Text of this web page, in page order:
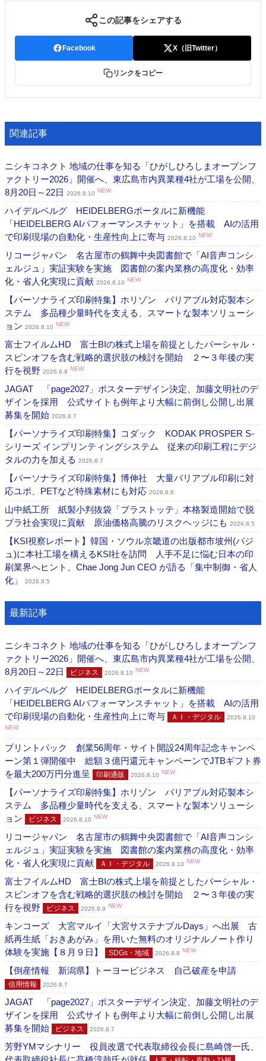
この記事をシェアする
Facebook X（旧Twitter）
リンクをコピー
関連記事
ニシキコネクト 地域の仕事を知る「ひがしひろしまオープンフ
ァクトリー2026」開催へ、東広島市内異業種4社が工場を公開、
8月20日～22日 2026.8.10 NEW
ハイデルベルグ HEIDELBERGポータルに新機能
「HEIDELBERG AIパフォーマンスチャット」を搭載 AIの活用
で印刷現場の自動化・生産性向上に寄与 2026.8.10 NEW
リコージャパン 名古屋市の鶴舞中央図書館で「AI音声コンシ
ェルジュ」実証実験を実施 図書館の案内業務の高度化・効率
化・省人化実現に貢献 2026.8.10 NEW
【パーソナライズ印刷特集】ホリゾン バリアブル対応製本シ
ステム 多品種少量時代を支える、スマートな製本ソリューシ
ョン 2026.8.10 NEW
富士フイルムHD 富士BIの株式上場を前提としたパーシャル・
スピンオフを含む戦略的選択肢の検討を開始 ２〜３年後の実
行を視野 2026.8.9 NEW
JAGAT 「page2027」ポスターデザイン決定、加藤文明社のデ
ザインを採用 公式サイトも例年より大幅に前倒し公開し出展
募集を開始 2026.8.7
【パーソナライズ印刷特集】コダック KODAK PROSPER S-
シリーズ インプリンティングシステム 従来の印刷工程にデジ
タルの力を加える 2026.8.7
【パーソナライズ印刷特集】博伸社 大量バリアブル印刷に対
応ユポ、PETなど特殊素材にも対応 2026.8.6
山中紙工所 紙製小判抜袋「プラストッテ」本格製造開始で脱
プラ社会実現に貢献 原油価格高騰のリスクヘッジにも 2026.8.5
【KSI視察レポート】韓国・ソウル京畿道の出版都市坡州(パジ
ュ)に本社工場を構えるKSI社を訪問 人手不足に悩む日本の印
刷業界へヒント、Chae Jong Jun CEO が語る「集中制御・省人
化」
2026.8.5
最新記事
ニシキコネクト 地域の仕事を知る「ひがしひろしまオープンフ
ァクトリー2026」開催へ、東広島市内異業種4社が工場を公開、
8月20日～22日
ビジネス 2026.8.10 NEW
ハイデルベルグ HEIDELBERGポータルに新機能
「HEIDELBERG AIパフォーマンスチャット」を搭載 AIの活用
で印刷現場の自動化・生産性向上に寄与
ＡＩ・デジタル
2026.8.10
NEW
プリントパック 創業56周年・サイト開設24周年記念キャンペ
ーン第１弾開催中 総額３億円還元キャンペーンでJTBギフト券
を最大200万円分進呈
印刷通販 2026.8.10 NEW
【パーソナライズ印刷特集】ホリゾン バリアブル対応製本シ
ステム 多品種少量時代を支える、スマートな製本ソリューシ
ョン
ビジネス 2026.8.10 NEW
リコージャパン 名古屋市の鶴舞中央図書館で「AI音声コンシ
ェルジュ」実証実験を実施 図書館の案内業務の高度化・効率
化・省人化実現に貢献
ＡＩ・デジタル 2026.8.10 NEW
富士フイルムHD 富士BIの株式上場を前提としたパーシャル・
スピンオフを含む戦略的選択肢の検討を開始 ２〜３年後の実
行を視野
ビジネス 2026.8.9 NEW
キンコーズ 大宮マルイ「大宮サステナブルDays」へ出展 古
紙再生紙「おきあがみ」を用いた無料のオリジナルノート作り
体験を実施【８月９日】
SDGs・地域 2026.8.8 NEW
【倒産情報 新潟県】トーヨービジネス 自己破産を申請
信用情報 2026.8.7
JAGAT 「page2027」ポスターデザイン決定、加藤文明社のデ
ザインを採用 公式サイトも例年より大幅に前倒し公開し出展
募集を開始
ビジネス 2026.8.7
芳野YMマシナリー 役員改選で代表取締役会長に島崎啓一氏、